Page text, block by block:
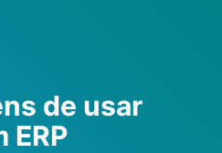
de usar
ERP